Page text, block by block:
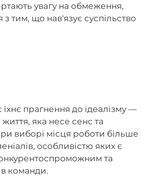
увагу на обмеження,
тим, що нав'язує суспільство
прагнення до ідеалізму —
яка несе сенс та
виборі місця роботи більше
особливістю яких є
та
команди.